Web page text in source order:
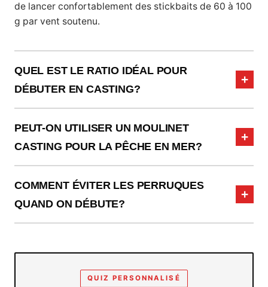
de lancer confortablement des stickbaits de 60 à 100
g par vent soutenu.
QUEL EST LE RATIO IDÉAL POUR
DÉBUTER EN CASTING?
PEUT-ON UTILISER UN MOULINET
CASTING POUR LA PÊCHE EN MER?
COMMENT ÉVITER LES PERRUQUES
QUAND ON DÉBUTE?
QUIZ PERSONNALISÉ